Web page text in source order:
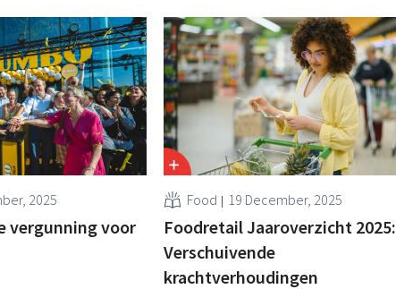
2025
vergunning voor
Food 19 December, 2025
Foodretail Jaaroverzicht 2025:
Verschuivende
krachtverhoudingen